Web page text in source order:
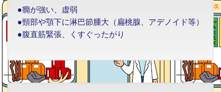
●癇が強い、虚弱
●頸部や顎下に淋巴節腫大（扁桃腺、アデノイド等）
●腹直筋緊張、くすぐったがり